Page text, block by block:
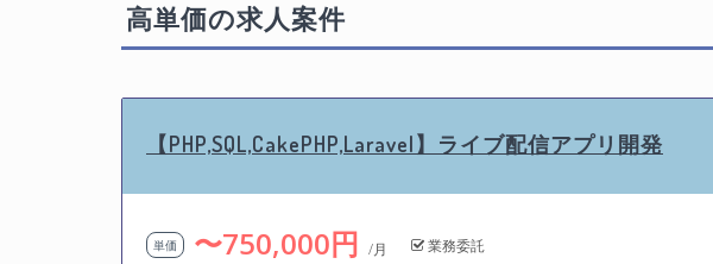
高単価の求人案件
【PHP,SQL,CakePHP,Laravel】ライブ配信アプリ開発
単価 〜750,000円 /月 業務委託